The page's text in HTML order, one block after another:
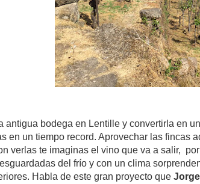
antigua bodega en Lentille y convertirla en
en un tiempo record. Aprovechar las fincas
verlas te imaginas el vino que va a salir,
del frío y con un clima
Habla de este gran proyecto que